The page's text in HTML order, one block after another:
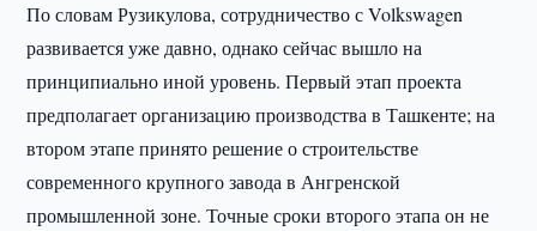
По словам Рузикулова, сотрудничество с Volkswagen
развивается уже давно, однако сейчас вышло на
принципиально иной уровень. Первый этап проекта
предполагает организацию производства в Ташкенте; на
втором этапе принято решение о строительстве
современного крупного завода в Ангренской
промышленной зоне. Точные сроки второго этапа он не